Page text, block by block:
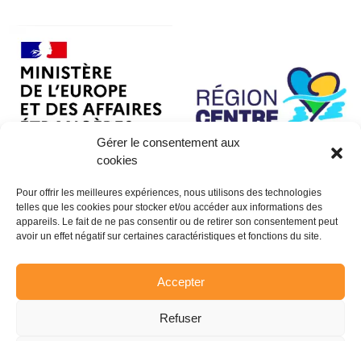
Gérer le consentement aux
cookies
Pour offrir les meilleures expériences, nous utilisons des technologies
telles que les cookies pour stocker et/ou accéder aux informations des
appareils. Le fait de ne pas consentir ou de retirer son consentement peut
avoir un effet négatif sur certaines caractéristiques et fonctions du site.
Accepter
Refuser